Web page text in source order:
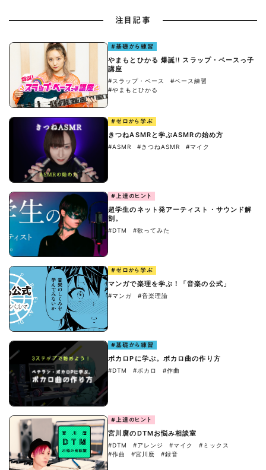
注目記事
#基礎から練習
やまもとひかる 爆誕!! スラップ・ベースっ子
講座
#スラップ・ベース
#ベース練習
#やまもとひかる
#ゼロから学ぶ
きつねASMRと学ぶASMRの始め方
#ASMR #きつねASMR #マイク
#上達のヒント
超学生のネット発アーティスト・サウンド解
剖。
#DTM #歌ってみた
#ゼロから学ぶ
マンガで楽理を学ぶ！「音楽の公式」
#マンガ #音楽理論
#基礎から練習
ボカロPに学ぶ。ボカロ曲の作り方
#DTM #ボカロ #作曲
#上達のヒント
宮川麿のDTMお悩み相談室
#DTM #アレンジ #マイク
#ミックス
#作曲
#宮川麿 #録音